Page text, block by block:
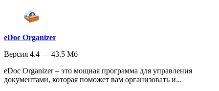
eDoc Organizer
Версия 4.4 — 43.5 Мб
eDoc Organizer – это мощная программа для управления
документами, которая поможет вам организовать и...